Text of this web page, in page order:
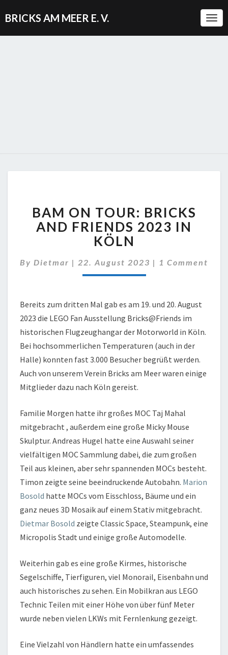
BRICKS AM MEER E. V.
ON
TOUR:
BRICKS
AND
2023
IN
BAM ON TOUR: BRICKS
AND FRIENDS 2023 IN
KÖLN
By Dietmar | 22. August 2023 | Comments
1 Comment
Bereits zum dritten Mal gab es am 19. und 20. August
2023 die LEGO Fan Ausstellung Bricks@Friends im
historischen Flugzeughangar der Motorworld in Köln.
Bei hochsommerlichen Temperaturen (auch in der
Halle) konnten fast 3.000 Besucher begrüßt werden.
Auch von unserem Verein Bricks am Meer waren einige
Mitglieder dazu nach Köln gereist.
Familie Morgen hatte ihr großes MOC Taj Mahal
mitgebracht , außerdem eine große Micky Mouse
Skulptur. Andreas Hugel hatte eine Auswahl seiner
vielfältigen MOC Sammlung dabei, die zum großen
Teil aus kleinen, aber sehr spannenden MOCs besteht.
Timon zeigte seine beeindruckende Autobahn. Marion
Bosold hatte MOCs vom Eisschloss, Bäume und ein
ganz neues 3D Mosaik auf einem Stativ mitgebracht.
Dietmar Bosold zeigte Classic Space, Steampunk, eine
Micropolis Stadt und einige große Automodelle.
Weiterhin gab es eine große Kirmes, historische
Segelschiffe, Tierfiguren, viel Monorail, Eisenbahn und
auch historisches zu sehen. Ein Mobilkran aus LEGO
Technic Teilen mit einer Höhe von über fünf Meter
wurde neben vielen LKWs mit Fernlenkung gezeigt.
Eine Vielzahl von Händlern hatte ein umfassendes